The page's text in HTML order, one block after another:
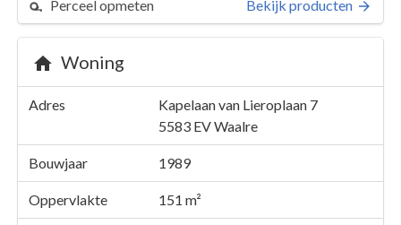
Perceel opmeten Bekijk producten
Woning
Adres
Kapelaan van Lieroplaan 7
5583 EVWaalre
Bouwjaar 1989
Oppervlakte 151 m²
Perceel 3186
Kapelaan van Lieroplaan 7
Kaarten en rapporten